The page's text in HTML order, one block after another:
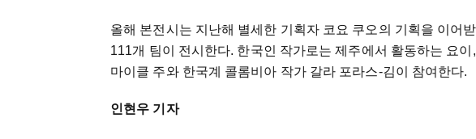
올해 본전시는 지난해 별세한 기획자 코요 쿠오의 기획을 이어
111개 팀이 전시한다. 한국인 작가로는 제주에서 활동하는 요
마이클 주와 한국계 콜롬비아 작가 갈라 포라스-김이 참여한다.
인현우 기자